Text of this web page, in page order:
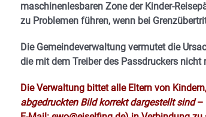
maschinenlesbaren Zone der Kinder-
zu Problemen führen, wenn bei
Die Gemeindeverwaltung vermutet die
die mit dem Treiber des Passdruckers
Die Verwaltung bittet alle Eltern von
abgedruckten Bild korrekt dargestellt sind–